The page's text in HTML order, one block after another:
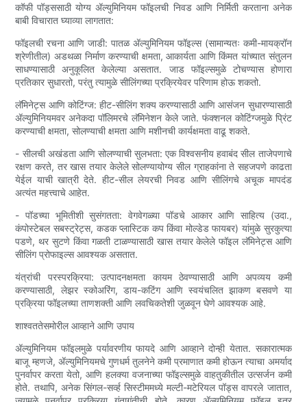
कॉफी पॉड्ससाठी योग्य ॲल्युमिनियम फॉइलची निवड आणि निर्मिती करताना अनेक
बाबी विचारात घ्याव्या लागतात:
फॉइलची रचना आणि जाडी: पातळ ॲल्युमिनियम फॉइल्स (सामान्यतः कमी-मायक्रॉन
श्रेणीतील) अडथळा निर्माण करण्याची क्षमता, आकार्यता आणि किंमत यांच्यात संतुलन
साधण्यासाठी अनुकूलित केलेल्या असतात. जाड फॉइल्समुळे टोचण्यास होणारा
प्रतिकार सुधारतो, परंतु त्यामुळे सीलिंगच्या प्रक्रियेवर परिणाम होऊ शकतो.
लॅमिनेट्स आणि कोटिंग्ज: हीट-सीलिंग शक्य करण्यासाठी आणि आसंजन सुधारण्यासाठी
ॲल्युमिनियमवर अनेकदा पॉलिमरचे लॅमिनेशन केले जाते. फंक्शनल कोटिंग्जमुळे प्रिंट
करण्याची क्षमता, सोलण्याची क्षमता आणि मशीनची कार्यक्षमता वाढू शकते.
- सीलची अखंडता आणि सोलण्याची सुलभता: एक विश्वसनीय हवाबंद सील ताजेपणाचे
रक्षण करते, तर खास तयार केलेले सोलण्यायोग्य सील ग्राहकांना ते सहजपणे काढता
येईल याची खात्री देते. हीट-सील लेयरची निवड आणि सीलिंगचे अचूक मापदंड
अत्यंत महत्त्वाचे आहेत.
- पॉडच्या भूमितीशी सुसंगतता: वेगवेगळ्या पॉडचे आकार आणि साहित्य (उदा.,
कंपोस्टेबल सबस्ट्रेट्स, कडक प्लास्टिक कप किंवा मोल्डेड फायबर) यांमुळे सुरकुत्या
पडणे, थर सुटणे किंवा गळती टाळण्यासाठी खास तयार केलेले फॉइल लॅमिनेट्स आणि
सीलिंग प्रोफाइल्स आवश्यक असतात.
यंत्रांची परस्परक्रिया: उत्पादनक्षमता कायम ठेवण्यासाठी आणि अपव्यय कमी
करण्यासाठी, लेझर स्कोअरिंग, डाय-कटिंग आणि स्वयंचलित झाकण बसवणे या
प्रक्रिया फॉइलच्या ताणशक्ती आणि लवचिकतेशी जुळवून घेणे आवश्यक आहे.
शाश्वततेसमोरील आव्हाने आणि उपाय
ॲल्युमिनियम फॉइलमुळे पर्यावरणीय फायदे आणि आव्हाने दोन्ही येतात. सकारात्मक
बाजू म्हणजे, ॲल्युमिनियमचे गुणधर्म तुलनेने कमी प्रमाणात कमी होऊन त्याचा अमर्याद
पुनर्वापर करता येतो, आणि हलक्या वजनाच्या फॉइल्समुळे वाहतुकीतील उत्सर्जन कमी
होते. तथापि, अनेक सिंगल-सर्व्ह सिस्टीममध्ये मल्टी-मटेरियल पॉड्स वापरले जातात,